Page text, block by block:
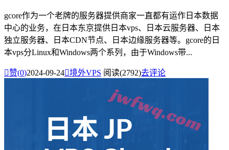
gcore作为一个老牌的服务器提供商家一直都有运作日本数据
中心的业务，在日本东京提供日本vps、日本云服务器、日本
独立服务器、日本CDN节点、日本边缘服务器等。gcore的日
本vps分Linux和Windows两个系列，由于Windows带...
赞(0)2024-09-24境外VPS 阅读(2792)去评论